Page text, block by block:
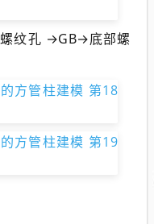
螺纹孔 →GB→底部螺